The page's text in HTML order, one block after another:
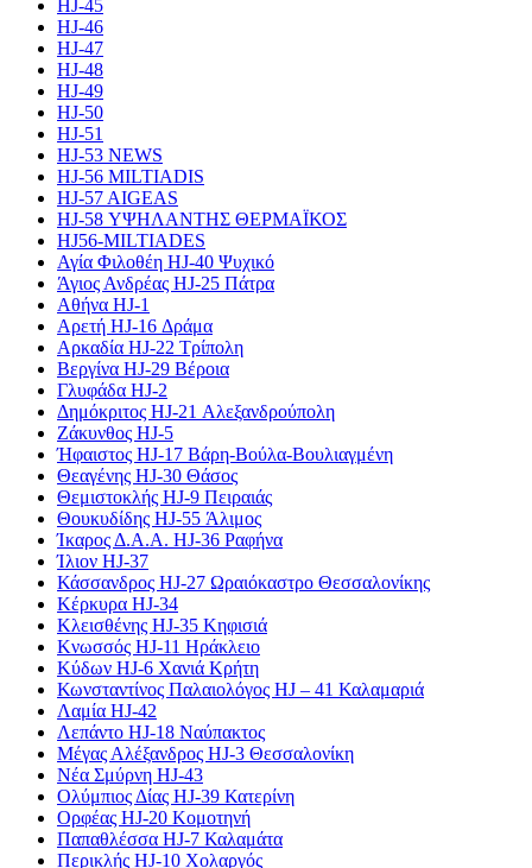
HJ-45
HJ-46
HJ-47
HJ-48
HJ-49
HJ-50
HJ-51
HJ-53 NEWS
HJ-56 MILTIADIS
HJ-57 AIGEAS
HJ-58 ΥΨΗΛΑΝΤΗΣ ΘΕΡΜΑΪΚΟΣ
HJ56-MILTIADES
Αγία Φιλοθέη HJ-40 Ψυχικό
Άγιος Ανδρέας HJ-25 Πάτρα
Αθήνα HJ-1
Αρετή HJ-16 Δράμα
Αρκαδία HJ-22 Τρίπολη
Βεργίνα HJ-29 Βέροια
Γλυφάδα HJ-2
Δημόκριτος HJ-21 Αλεξανδρούπολη
Ζάκυνθος HJ-5
Ήφαιστος HJ-17 Βάρη-Βούλα-Βουλιαγμένη
Θεαγένης HJ-30 Θάσος
Θεμιστοκλής HJ-9 Πειραιάς
Θουκυδίδης HJ-55 Άλιμος
Ίκαρος Δ.Α.Α. HJ-36 Ραφήνα
Ίλιον HJ-37
Κάσσανδρος HJ-27 Ωραιόκαστρο Θεσσαλονίκης
Κέρκυρα HJ-34
Κλεισθένης HJ-35 Κηφισιά
Κνωσσός HJ-11 Ηράκλειο
Κύδων HJ-6 Χανιά Κρήτη
Κωνσταντίνος Παλαιολόγος HJ – 41 Καλαμαριά
Λαμία HJ-42
Λεπάντο HJ-18 Ναύπακτος
Μέγας Αλέξανδρος HJ-3 Θεσσαλονίκη
Νέα Σμύρνη HJ-43
Ολύμπιος Δίας HJ-39 Κατερίνη
Ορφέας HJ-20 Κομοτηνή
Παπαθλέσσα HJ-7 Καλαμάτα
Περικλής HJ-10 Χολαργός